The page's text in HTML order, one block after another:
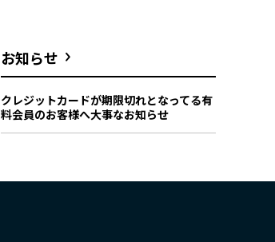
お知らせ
クレジットカードが期限切れとなってる有
料会員のお客様へ大事なお知らせ